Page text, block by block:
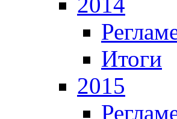
Итоги
2015